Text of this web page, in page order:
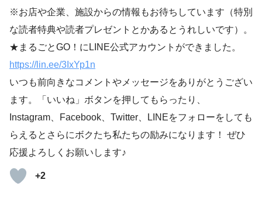
※お店や企業、施設からの情報もお待ちしています（特別
な読者特典や読者プレゼントとかあるとうれしいです）。
★まるごとGO！にLINE公式アカウントができました。
https://lin.ee/3IxYp1n
いつも前向きなコメントやメッセージをありがとうござい
ます。「いいね」ボタンを押してもらったり、
Instagram、Facebook、Twitter、LINEをフォローをしても
らえるとさらにボクたち私たちの励みになります！ ぜひ
応援よろしくお願いします♪
+2